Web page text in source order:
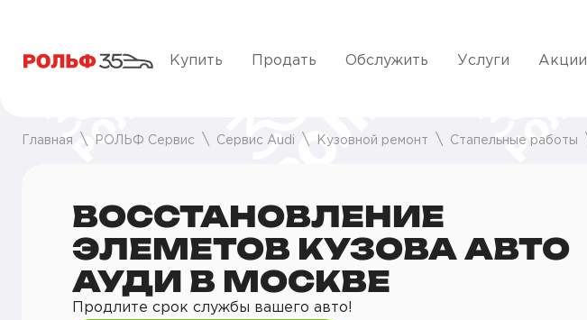
Купить Продать Обслужить Услуги Акции
Главная РОЛЬФ Сервис Сервис Audi Кузовной ремонт Стапельные работы
ВОССТАНОВЛЕНИЕ
ЭЛЕМЕТОВ КУЗОВА АВТО
АУДИ В МОСКВЕ
Продлите срок службы вашего авто!